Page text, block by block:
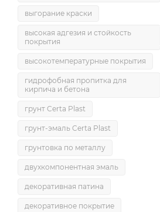
выгорание краски
высокая адгезия и стойкость
покрытия
высокотемпературные покрытия
гидрофобная пропитка для
кирпича и бетона
грунт Certa Plast
грунт-эмаль Certa Plast
грунтовка по металлу
двухкомпонентная эмаль
декоративная патина
декоративное покрытие